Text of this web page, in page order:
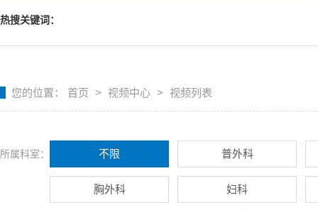
热搜关键词：
您的位置： 首页 > 视频中心 > 视频列表
所属科室： 不限 普外科
胸外科 妇科